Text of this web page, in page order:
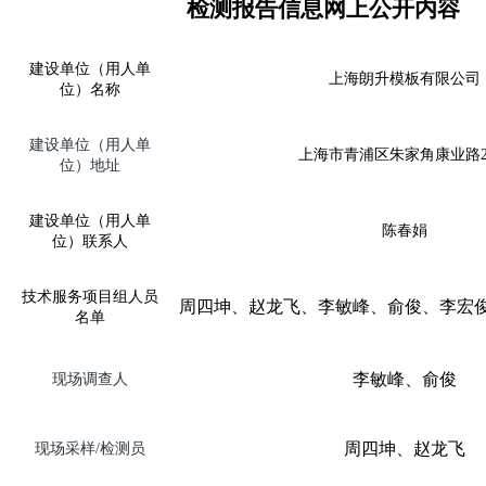
检测报告信息网上公开内容
建设单位（用人单
位）名称
上海朗升模板有限公司
建设单位（用人单
位）地址
上海市青浦区朱家角康业路
建设单位（用人单
位）联系人
陈春娟
技术服务项目组人员
名单
周四坤、赵龙飞、李敏峰、俞俊、李宏
现场调查人 李敏峰、俞俊
现场采样/检测员 周四坤、赵龙飞